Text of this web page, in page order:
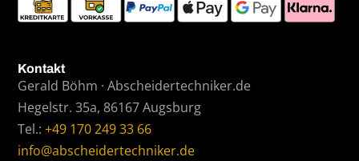
Kontakt
Gerald Böhm · Abscheidertechniker.de
Hegelstr. 35a, 86167 Augsburg
Tel.:+49 170 249 33 66
info@abscheidertechniker.de